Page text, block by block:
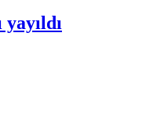
yayıldı